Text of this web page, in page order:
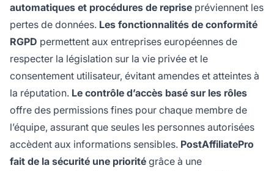
automatiques et procédures de reprise préviennent les
pertes de données. Les fonctionnalités de conformité
RGPD permettent aux entreprises européennes de
respecter la législation sur la vie privée et le
consentement utilisateur, évitant amendes et atteintes à
la réputation. Le contrôle d’accès basé sur les rôles
offre des permissions fines pour chaque membre de
l’équipe, assurant que seules les personnes autorisées
accèdent aux informations sensibles. PostAffiliatePro
fait de la sécurité une priorité grâce à une